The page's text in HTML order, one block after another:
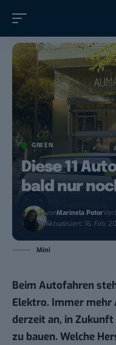
GREEN
Diese 11
bald nur
vonMarinela Potor
Aktualisiert: 16. Feb.
Mini
Beim Autofahren
Elektro. Immer
derzeit an, in
zu bauen. Welche